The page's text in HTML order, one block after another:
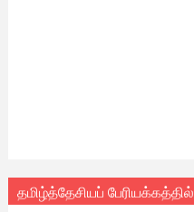
தமிழ்த்தேசியப் பேரியக்கத்தில்